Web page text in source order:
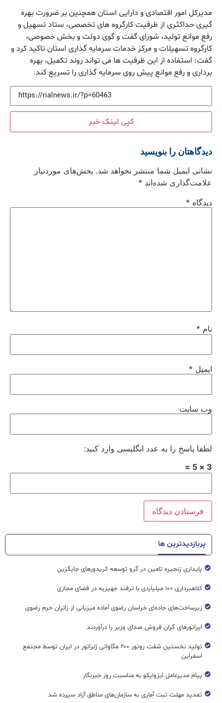
مدیرکل امور اقتصادی و دارایی استان همچنین بر ضرورت بهره
گیری حداکثری از ظرفیت کارگروه های تخصصی، ستاد تسهیل و
رفع موانع تولید، شورای گفت و گوی دولت و بخش خصوصی،
کارگروه تسهیلات و مرکز خدمات سرمایه گذاری استان تاکید کرد و
گفت: استفاده از این ظرفیت ها می تواند روند تکمیل، بهره
برداری و رفع موانع پیش روی سرمایه گذاری را تسریع کند.
کپی لینک خبر
دیدگاهتان را بنویسید
نشانی ایمیل شما منتشر نخواهد شد. بخش‌های موردنیاز
علامت‌گذاری شده‌اند *
دیدگاه *
نام *
ایمیل *
وب‌ سایت
لطفا پاسخ را به عدد انگلیسی وارد کنید:
3 × 5 =
پربازدیدترین ها
پایداری زنجیره تامین در گرو توسعه کریدورهای جایگزین
کلاهبرداری ۱۰۰ میلیاردی با ترفند جهیزیه در فضای مجازی
زیرساخت‌های جاده‌ای خراسان رضوی آماده میزبانی از زائران حرم رضوی
اپراتورهای گران فروش صدای وزیر را درآوردند
تولید نخستین شفت روتور ۲۰۰ مگاواتی ژنراتور در ایران توسط مجتمع
اسفراین
پیام مدیرعامل ایزوایکو به مناسبت روز خبرنگار
تمدید مهلت ثبت آماری به سازمان‌های مناطق آزاد سپرده شد